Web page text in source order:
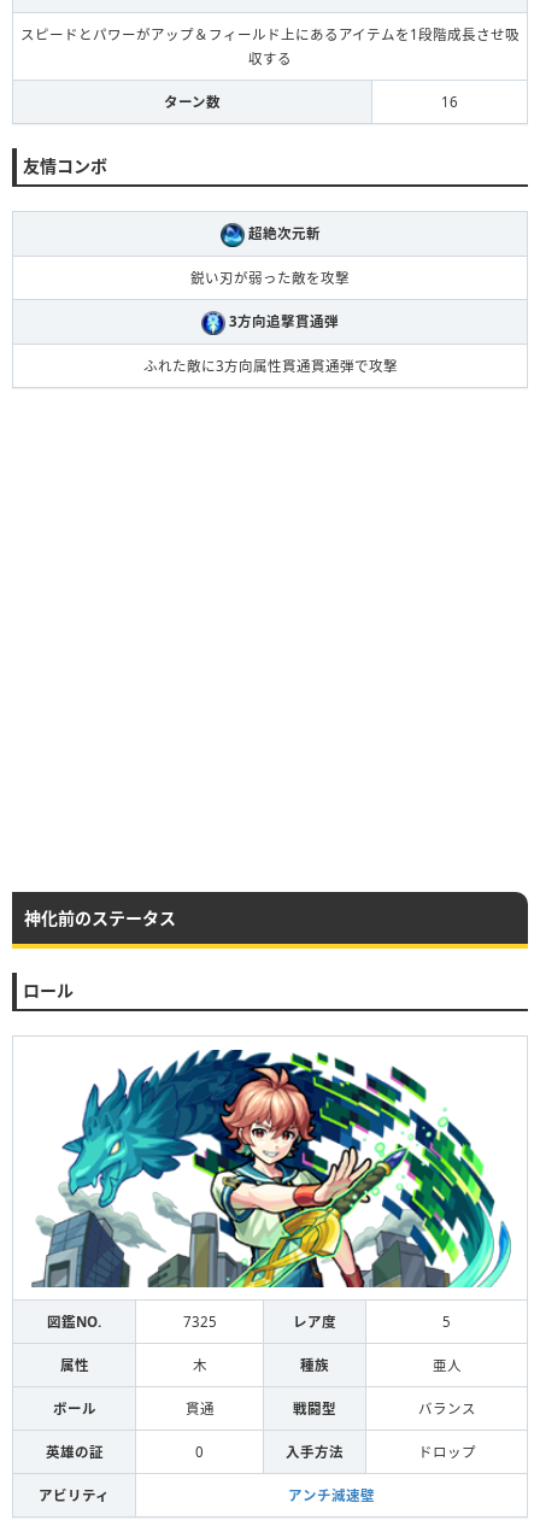
スピードとパワーがアップ＆フィールド上にあるアイテムを1段階成長させ吸
収する
ターン数 16
友情コンボ
超絶次元斬
鋭い刃が弱った敵を攻撃
3方向追撃貫通弾
ふれた敵に3方向属性貫通貫通弾で攻撃
神化前のステータス
ロール
図鑑NO. 7325 レア度 5
属性 木 種族 亜人
ボール 貫通 戦闘型 バランス
英雄の証 0 入手方法 ドロップ
アビリティ アンチ減速壁